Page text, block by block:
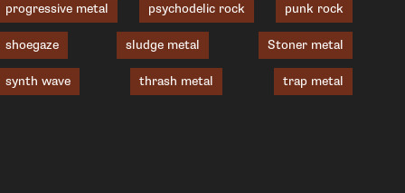
progressive metal psychodelic rock punk rock
shoegaze sludge metal Stoner metal
synth wave thrash metal trap metal